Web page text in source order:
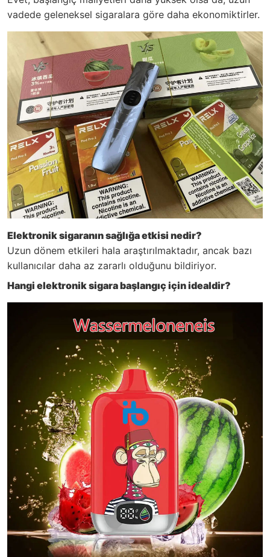
vadede geleneksel sigaralara göre daha ekonomiktirler.
Elektronik sigaranın sağlığa etkisi nedir?
Uzun dönem etkileri hala araştırılmaktadır, ancak bazı
kullanıcılar daha az zararlı olduğunu bildiriyor.
Hangi elektronik sigara başlangıç için idealdir?